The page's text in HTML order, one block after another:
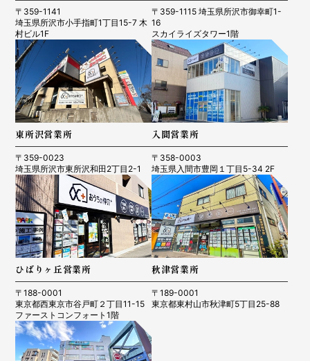
〒359-1141
埼玉県所沢市小手指町1丁目15-7 木
村ビル1F
〒359-1115 埼玉県所沢市御幸町1-
16
スカイライズタワー1階
東所沢営業所
〒359-0023
埼玉県所沢市東所沢和田2丁目2-1
入間営業所
〒358-0003
埼玉県入間市豊岡１丁目5-34 2F
ひばりヶ丘営業所
〒188-0001
東京都西東京市谷戸町２丁目11-15
ファーストコンフォート1階
秋津営業所
〒189-0001
東京都東村山市秋津町5丁目25-88